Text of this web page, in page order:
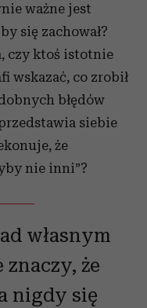
ważne jest
się zachował?
czy ktoś istotnie
wskazać, co zrobił
błędów
siebie
że
nie inni”?
własnym
że
nigdy się